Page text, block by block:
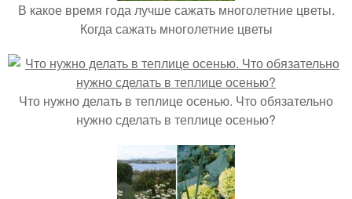
В какое время года лучше сажать многолетние цветы.
Когда сажать многолетние цветы
Что нужно делать в теплице осенью. Что обязательно
нужно сделать в теплице осенью?